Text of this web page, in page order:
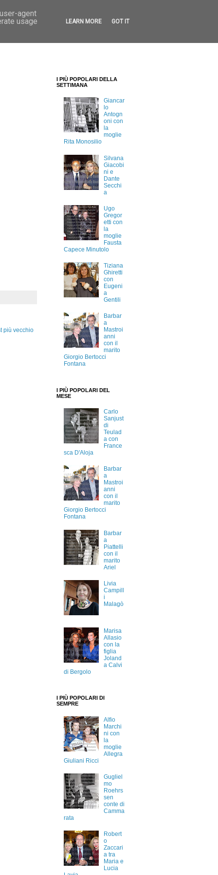
più vecchio
I PIÙ POPOLARI DELLA
SETTIMANA
Giancar
lo
Antogn
oni con
la
moglie
Rita Monosilio
Silvana
Giacobi
ni e
Dante
Secchi
a
Ugo
Gregor
etti con
la
moglie
Fausta
Capece Minutolo
Tiziana
Ghiretti
con
Eugeni
a
Gentili
Barbar
a
Mastroi
anni
con il
marito
Giorgio Bertocci
Fontana
I PIÙ POPOLARI DEL
MESE
Carlo
Sanjust
di
Teulad
a con
France
sca D'Aloja
Barbar
a
Mastroi
anni
con il
marito
Giorgio Bertocci
Fontana
Barbar
a
Piattelli
con il
marito
Ariel
Livia
Campill
i
Malagò
Marisa
Allasio
con la
figlia
Joland
a Calvi
di Bergolo
I PIÙ POPOLARI DI
SEMPRE
Alfio
Marchi
ni con
la
moglie
Allegra
Giuliani Ricci
Gugliel
mo
Roehrs
sen
conte di
Camma
rata
Robert
o
Zaccari
a tra
Maria e
Lucia
agent
usage
LEARN MORE GOT IT